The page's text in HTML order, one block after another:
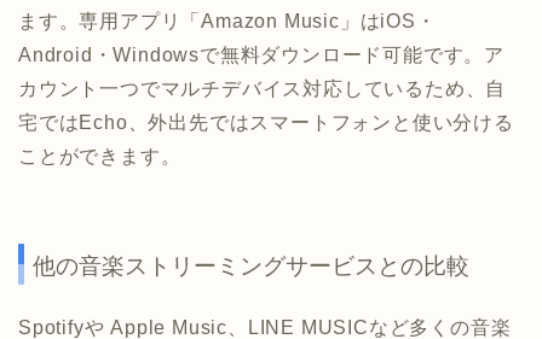
ます。専用アプリ「Amazon Music」はiOS・
Android・Windowsで無料ダウンロード可能です。ア
カウント一つでマルチデバイス対応しているため、自
宅ではEcho、外出先ではスマートフォンと使い分ける
ことができます。
他の音楽ストリーミングサービスとの比較
Spotifyや Apple Music、LINE MUSICなど多くの音楽